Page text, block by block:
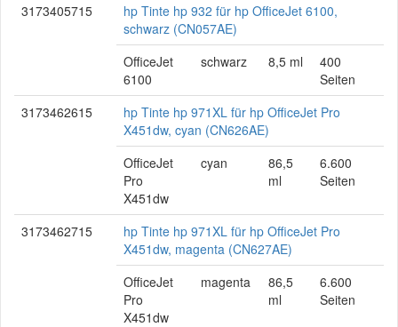
3173405715
hp Tinte hp 932 für hp OfficeJet 6100,
schwarz (CN057AE)
OfficeJet
6100
schwarz 8,5 ml
400
Seiten
3173462615
hp Tinte hp 971XL für hp OfficeJet Pro
X451dw, cyan (CN626AE)
OfficeJet
Pro
X451dw
cyan
86,5
ml
6.600
Seiten
3173462715
hp Tinte hp 971XL für hp OfficeJet Pro
X451dw, magenta (CN627AE)
OfficeJet
Pro
X451dw
magenta
86,5
ml
6.600
Seiten